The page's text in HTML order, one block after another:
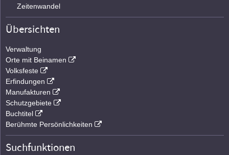
Zeitenwandel
Übersichten
Verwaltung
Orte mit Beinamen
Volksfeste
Erfindungen
Manufakturen
Schutzgebiete
Buchtitel
Berühmte Persönlichkeiten
Suchfunktionen